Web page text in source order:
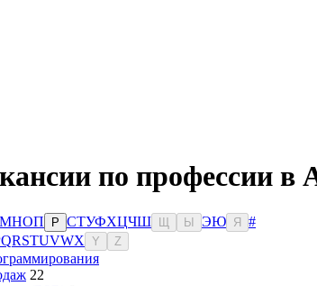
по профессии в
МНОП Р СТУФХЦЧШ Ы ЭЮ Я
#
QRSTUVWX Y Z
22